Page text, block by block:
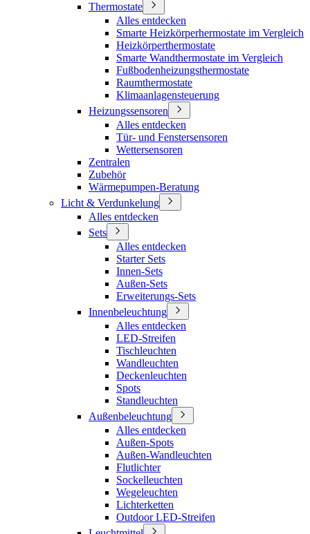
Thermostate
Alles entdecken
Smarte Heizkörperhermostate im Vergleich
Heizkörperthermostate
Smarte Wandthermostate im Vergleich
Fußbodenheizungsthermostate
Raumthermostate
Klimaanlagensteuerung
Heizungssensoren
Alles entdecken
Tür- und Fenstersensoren
Wettersensoren
Zentralen
Zubehör
Wärmepumpen-Beratung
Licht & Verdunkelung
Alles entdecken
Sets
Alles entdecken
Starter Sets
Innen-Sets
Außen-Sets
Erweiterungs-Sets
Innenbeleuchtung
Alles entdecken
LED-Streifen
Tischleuchten
Wandleuchten
Deckenleuchten
Spots
Standleuchten
Außenbeleuchtung
Alles entdecken
Außen-Spots
Außen-Wandleuchten
Flutlichter
Sockelleuchten
Wegeleuchten
Lichterketten
Outdoor LED-Streifen